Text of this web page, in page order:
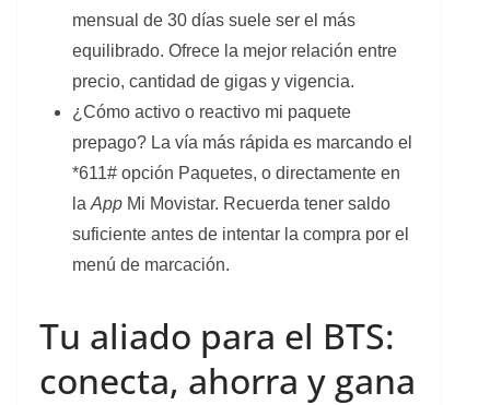
mensual de 30 días suele ser el más
equilibrado. Ofrece la mejor relación entre
precio, cantidad de gigas y vigencia.
¿Cómo activo o reactivo mi paquete
prepago? La vía más rápida es marcando el
*611# opción Paquetes, o directamente en
la App Mi Movistar. Recuerda tener saldo
suficiente antes de intentar la compra por el
menú de marcación.
Tu aliado para el BTS:
conecta, ahorra y gana